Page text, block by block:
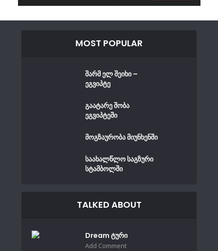
MOST POPULAR
შარმ ელ შეიხი –
ეგვიპტე
გაატარე შობა
ეგვიპტეში
მოგზაურობა მიუნხენში
საახალწლო საგზური
სტამბოლში
TALKED ABOUT
Dream ტური
Add Comment